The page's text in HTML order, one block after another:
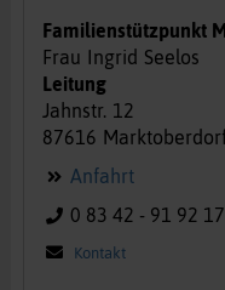
Familienstützpunkt
Frau Ingrid Seelos
Leitung
Jahnstr. 12
87616
Anfahrt
0 83 42 - 91 92
Kontakt